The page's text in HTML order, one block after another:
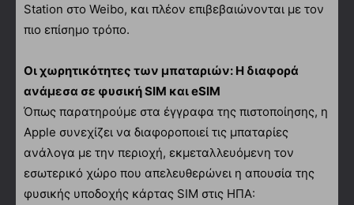
Station στο Weibo, και πλέον επιβεβαιώνονται με τον
πιο επίσημο τρόπο.
Οι χωρητικότητες των μπαταριών: Η διαφορά
ανάμεσα σε φυσική SIM και eSIM
Όπως παρατηρούμε στα έγγραφα της πιστοποίησης, η
Apple συνεχίζει να διαφοροποιεί τις μπαταρίες
ανάλογα με την περιοχή, εκμεταλλευόμενη τον
εσωτερικό χώρο που απελευθερώνει η απουσία της
φυσικής υποδοχής κάρτας SIM στις ΗΠΑ: